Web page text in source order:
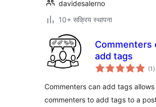
davidesalerno
10+ सक्रिय स्थापना
Commenters
add tags
(1 )
Commenters can add tags allows
commenters to add tags to a